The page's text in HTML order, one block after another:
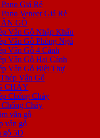
Giá Rẻ
Veneer Giá Rẻ
GỖ
Vân Gỗ Nhập Khẩu
Vân Gỗ Phòng Ngủ
Vân Gỗ 4 Cánh
Vân Gỗ Hai Cánh
Vân Gỗ Biệt Thự
Vân Gỗ
CHÁY
Chống Cháy
Cháy
vân gỗ
vân gỗ
gỗ 5D